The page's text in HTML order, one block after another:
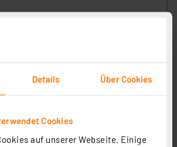
Details Über Cookies
Cookies
auf unserer Webseite. Einige
für Kleinteile PAD-BOX